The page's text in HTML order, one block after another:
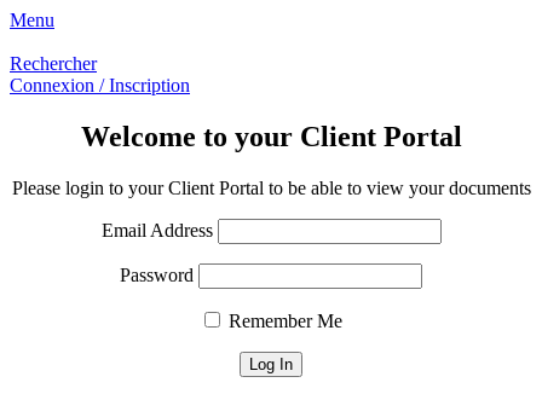
Menu
Rechercher
Connexion / Inscription
Welcome to your Client Portal
Please login to your Client Portal to be able to view your documents
Email Address
Password
Remember Me